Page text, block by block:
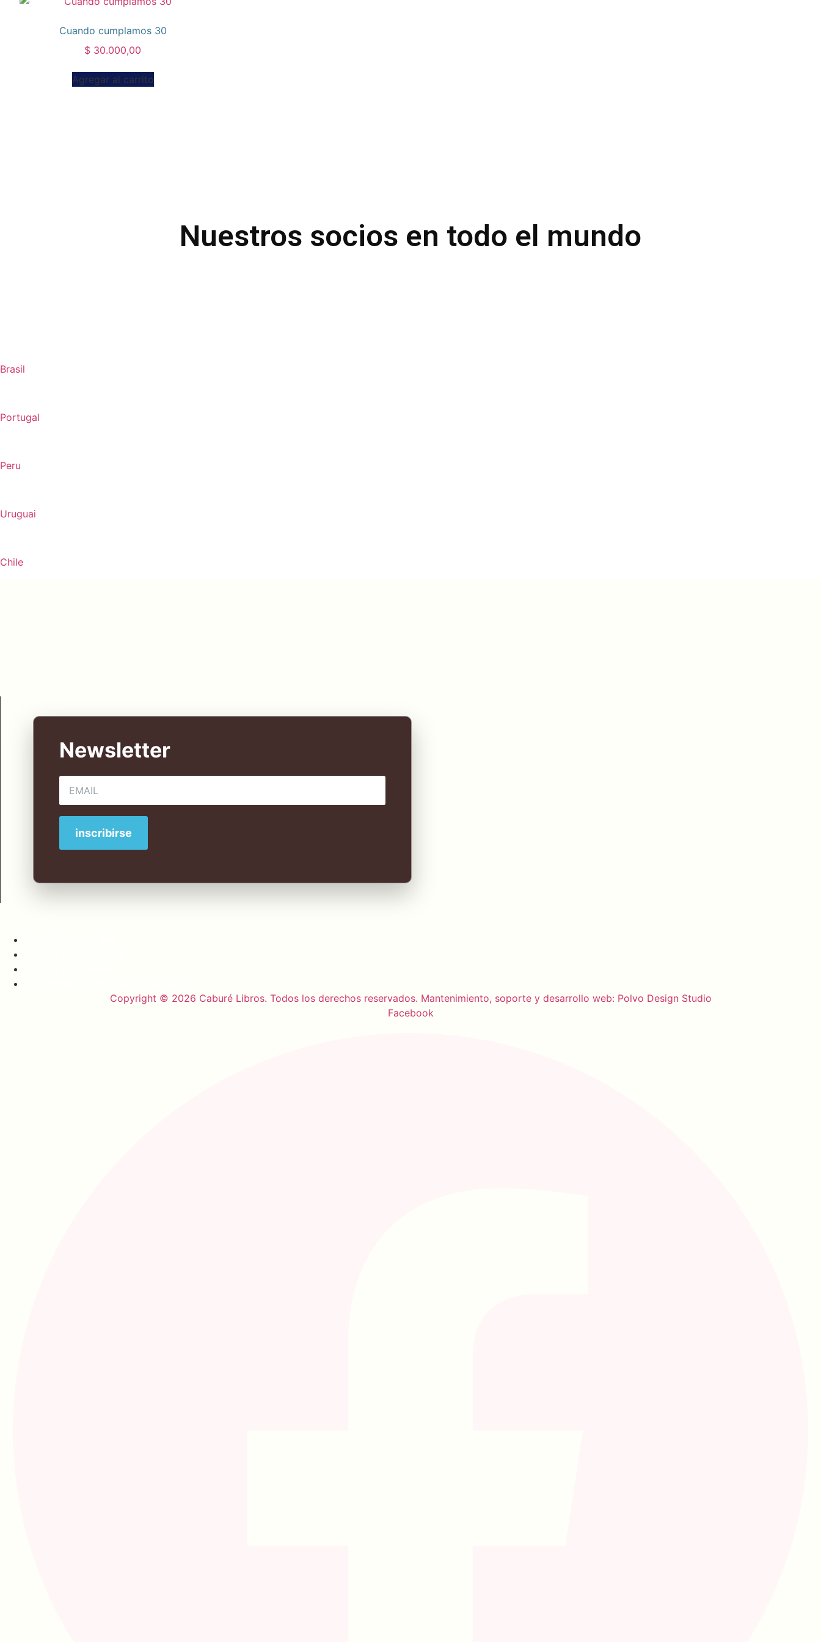
Cuando cumplamos 30
$ 30.000,00
Agregar al carrito
Nuestros socios en todo el mundo
Brasil
Portugal
Peru
Uruguai
Chile
Copyright © 2026 Caburé Libros. Todos los derechos reservados. Mantenimiento, soporte y desarrollo web: Polvo Design Studio
Facebook